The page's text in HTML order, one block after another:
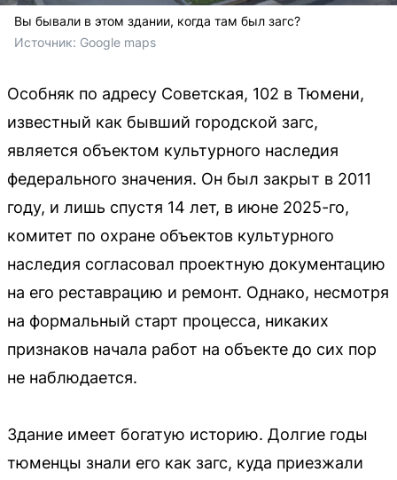
Вы бывали в этом здании, когда там был загс?
Источник: Google maps
Особняк по адресу Советская, 102 в Тюмени,
известный как бывший городской загс,
является объектом культурного наследия
федерального значения. Он был закрыт в 2011
году, и лишь спустя 14 лет, в июне 2025-го,
комитет по охране объектов культурного
наследия согласовал проектную документацию
на его реставрацию и ремонт. Однако, несмотря
на формальный старт процесса, никаких
признаков начала работ на объекте до сих пор
не наблюдается.
Здание имеет богатую историю. Долгие годы
тюменцы знали его как загс, куда приезжали